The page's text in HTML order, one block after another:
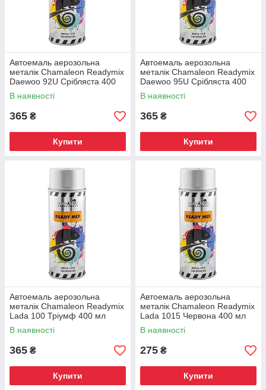
Автоемаль аерозольна
металік Chamaleon Readymix
Daewoo 92U Срібляста 400
мл
В наявності
365 ₴
Купити
Автоемаль аерозольна
металік Chamaleon Readymix
Daewoo 95U Срібляста 400
мл
В наявності
365 ₴
Купити
Автоемаль аерозольна
металік Chamaleon Readymix
Lada 100 Тріумф 400 мл
В наявності
365 ₴
Купити
Автоемаль аерозольна
металік Chamaleon Readymix
Lada 1015 Червона 400 мл
В наявності
275 ₴
Купити